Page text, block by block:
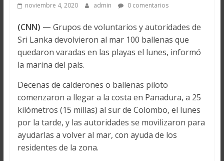
noviembre 4, 2020 admin 0 comentarios
(CNN) — Grupos de voluntarios y autoridades de
Sri Lanka devolvieron al mar 100 ballenas que
quedaron varadas en las playas el lunes, informó
la marina del país.
Decenas de calderones o ballenas piloto
comenzaron a llegar a la costa en Panadura, a 25
kilómetros (15 millas) al sur de Colombo, el lunes
por la tarde, y las autoridades se movilizaron para
ayudarlas a volver al mar, con ayuda de los
residentes de la zona.